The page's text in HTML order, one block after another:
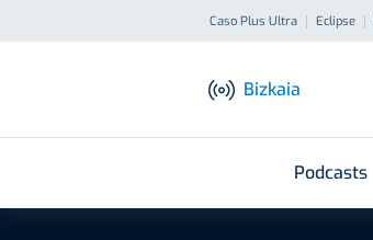
Caso Plus Ultra Eclipse
Bizkaia
Podcasts